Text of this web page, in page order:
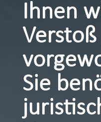
Ihnen
Verstoß
Sie